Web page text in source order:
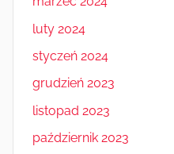
luty 2024
styczeń 2024
grudzień 2023
listopad 2023
październik 2023